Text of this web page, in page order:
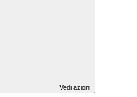
Vedi azioni